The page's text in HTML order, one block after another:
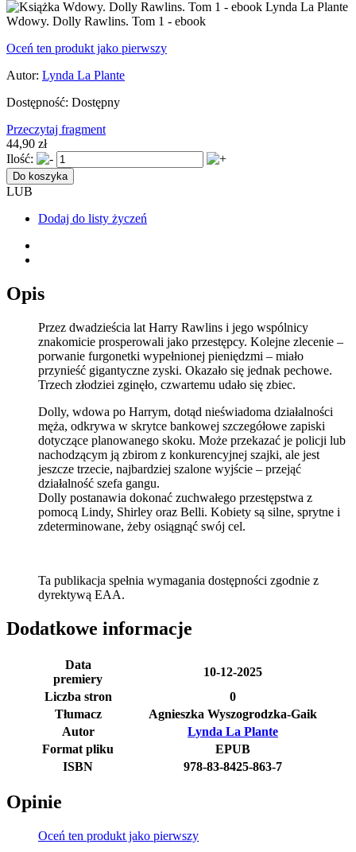
Wdowy. Dolly Rawlins. Tom 1 - ebook
Oceń ten produkt jako pierwszy
Autor: Lynda La Plante
Dostępność: Dostępny
Przeczytaj fragment
44,90 zł
Ilość:
Do koszyka
LUB
Dodaj do listy życzeń
Opis
Przez dwadzieścia lat Harry Rawlins i jego wspólnicy
znakomicie prosperowali jako przestępcy. Kolejne zlecenie –
porwanie furgonetki wypełnionej pieniędzmi – miało
przynieść gigantyczne zyski. Okazało się jednak pechowe.
Trzech złodziei zginęło, czwartemu udało się zbiec.
Dolly, wdowa po Harrym, dotąd nieświadoma działalności
męża, odkrywa w skrytce bankowej szczegółowe zapiski
dotyczące planowanego skoku. Może przekazać je policji lub
nachodzącym ją zbirom z konkurencyjnej szajki, ale jest
jeszcze trzecie, najbardziej szalone wyjście – przejąć
działalność szefa gangu.
Dolly postanawia dokonać zuchwałego przestępstwa z
pomocą Lindy, Shirley oraz Belli. Kobiety są silne, sprytne i
zdeterminowane, żeby osiągnąć swój cel.
Ta publikacja spełnia wymagania dostępności zgodnie z
dyrektywą EAA.
Dodatkowe informacje
Data
premiery
10-12-2025
Liczba stron
0
Tłumacz
Agnieszka Wyszogrodzka-Gaik
Autor
Lynda La Plante
Format pliku
EPUB
ISBN
978-83-8425-863-7
Opinie
Oceń ten produkt jako pierwszy